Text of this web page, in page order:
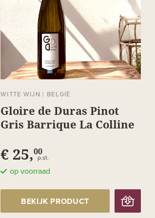
WITTE WIJN | BELGIË
Gloire de Duras Pinot
Gris Barrique La Colline
€ 25,00
p.st.
op voorraad
BEKIJK PRODUCT